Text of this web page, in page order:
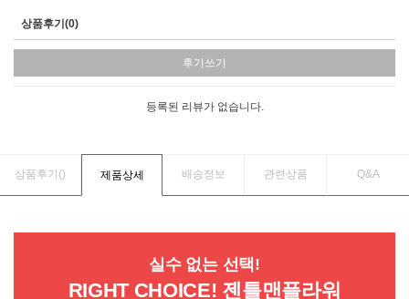
상품후기(0)
후기쓰기
등록된 리뷰가 없습니다.
상품후기() 제품상세 배송정보 관련상품 Q&A
실수 없는 선택!
RIGHT CHOICE! 젠틀맨플라워